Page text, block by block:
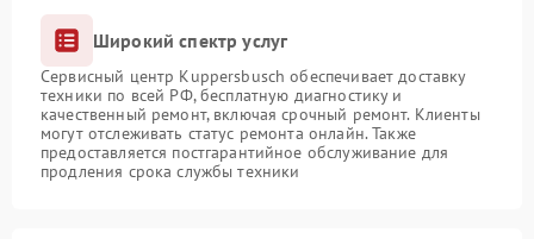
Широкий спектр услуг
Сервисный центр Kuppersbusch обеспечивает доставку
техники по всей РФ, бесплатную диагностику и
качественный ремонт, включая срочный ремонт. Клиенты
могут отслеживать статус ремонта онлайн. Также
предоставляется постгарантийное обслуживание для
продления срока службы техники